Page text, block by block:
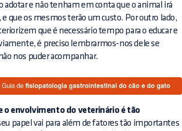
e não tenham em conta que o animal irá
e que os mesmos terão um custo. Por outro lado,
que é necessário tempo para o educar e
é preciso lembrarmos-nos dele se
nos puder acompanhar.
o envolvimento do veterinário é tão
papel vai para além de fatores tão importantes